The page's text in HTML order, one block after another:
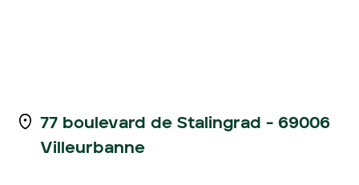
77 boulevard de Stalingrad - 69006
Villeurbanne